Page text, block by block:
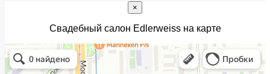
×
Свадебный салон Edlerweiss на карте
Edler Weiss
Свадебный салон в Санкт‑Петербурге
Салон вечерней одежды в Санкт‑Петербурге